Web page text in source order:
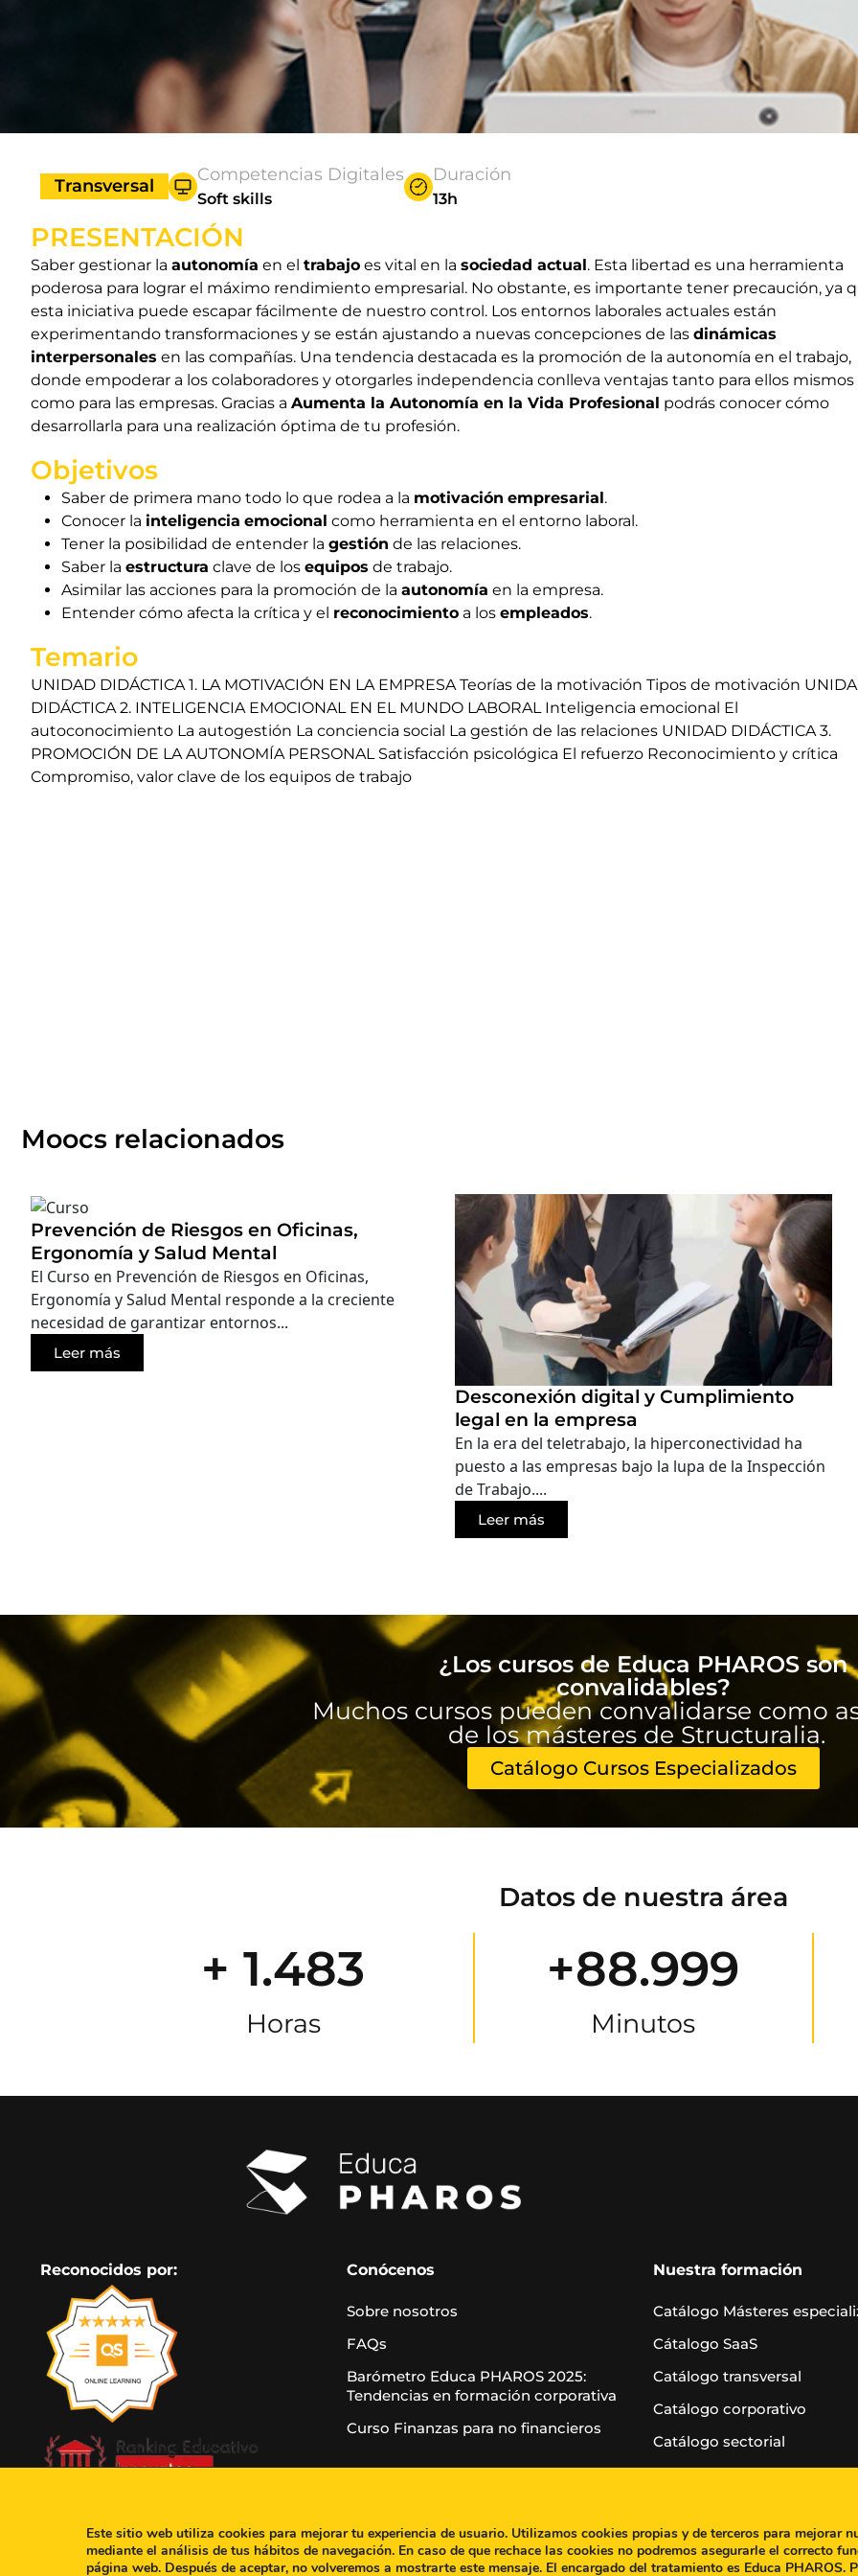
Transversal
Competencias Digitales
Soft skills
Duración
13h
PRESENTACIÓN
Saber gestionar la autonomía en el trabajo es vital en la sociedad actual. Esta libertad es una herramienta
poderosa para lograr el máximo rendimiento empresarial. No obstante, es importante tener precaución, ya
esta iniciativa puede escapar fácilmente de nuestro control. Los entornos laborales actuales están
experimentando transformaciones y se están ajustando a nuevas concepciones de las dinámicas
interpersonales en las compañías. Una tendencia destacada es la promoción de la autonomía en el trabajo,
donde empoderar a los colaboradores y otorgarles independencia conlleva ventajas tanto para ellos mismos
como para las empresas. Gracias a Aumenta la Autonomía en la Vida Profesional podrás conocer cómo
desarrollarla para una realización óptima de tu profesión.
Objetivos
Saber de primera mano todo lo que rodea a la motivación empresarial.
Conocer la inteligencia emocional como herramienta en el entorno laboral.
Tener la posibilidad de entender la gestión de las relaciones.
Saber la estructura clave de los equipos de trabajo.
Asimilar las acciones para la promoción de la autonomía en la empresa.
Entender cómo afecta la crítica y el reconocimiento a los empleados.
Temario
UNIDAD DIDÁCTICA 1. LA MOTIVACIÓN EN LA EMPRESA Teorías de la motivación Tipos de motivación
DIDÁCTICA 2. INTELIGENCIA EMOCIONAL EN EL MUNDO LABORAL Inteligencia emocional El
autoconocimiento La autogestión La conciencia social La gestión de las relaciones UNIDAD DIDÁCTICA 3.
PROMOCIÓN DE LA AUTONOMÍA PERSONAL Satisfacción psicológica El refuerzo Reconocimiento y crítica
Compromiso, valor clave de los equipos de trabajo
Moocs relacionados
Prevención de Riesgos en Oficinas,
Ergonomía y Salud Mental
El Curso en Prevención de Riesgos en Oficinas,
Ergonomía y Salud Mental responde a la creciente
necesidad de garantizar entornos...
Leer más
Desconexión digital y Cumplimiento
legal en la empresa
En la era del teletrabajo, la hiperconectividad ha
puesto a las empresas bajo la lupa de la Inspección
de Trabajo....
Leer más
¿Los cursos de Educa PHAROS son
convalidables?
Muchos cursos pueden convalidarse como
de los másteres de Structuralia.
Catálogo Cursos Especializados
Datos de nuestra área
+ 1.483
Horas
+88.999
Minutos
Reconocidos por: Conócenos
Sobre nosotros
FAQs
Barómetro Educa PHAROS 2025:
Tendencias en formación corporativa
Curso Finanzas para no financieros
Nuestra formación
Catálogo Másteres
Cátalogo SaaS
Catálogo transversal
Catálogo corporativo
Catálogo sectorial
Casos de éxito
Este sitio web utiliza cookies para mejorar tu experiencia de usuario. Utilizamos cookies propias y de terceros para mejorar
mediante el análisis de tus hábitos de navegación. En caso de que rechace las cookies no podremos asegurarle el correcto
página web. Después de aceptar, no volveremos a mostrarte este mensaje. El encargado del tratamiento es Educa